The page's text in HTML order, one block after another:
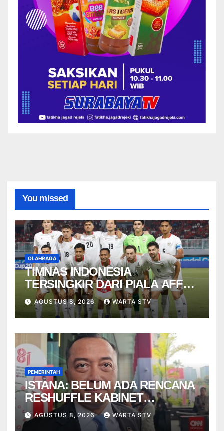
You missed
OLAHRAGA
TIMNAS INDONESIA
TERSINGKIR DARI PIALA AFF
2026
AGUSTUS 8, 2026 WARTA STV
PEMERINTAH
ISTANA: BELUM ADA RENCANA
RESHUFFLE KABINET
AGUSTUS
AGUSTUS 8, 2026 WARTA STV